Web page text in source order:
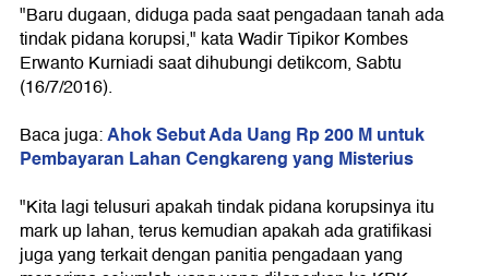
"Baru dugaan, diduga pada saat pengadaan tanah ada
tindak pidana korupsi," kata Wadir Tipikor Kombes
Erwanto Kurniadi saat dihubungi detikcom, Sabtu
(16/7/2016).
Baca juga:Ahok Sebut Ada Uang Rp 200 M untuk
Pembayaran Lahan Cengkareng yang Misterius
"Kita lagi telusuri apakah tindak pidana korupsinya itu
mark up lahan, terus kemudian apakah ada gratifikasi
juga yang terkait dengan panitia pengadaan yang